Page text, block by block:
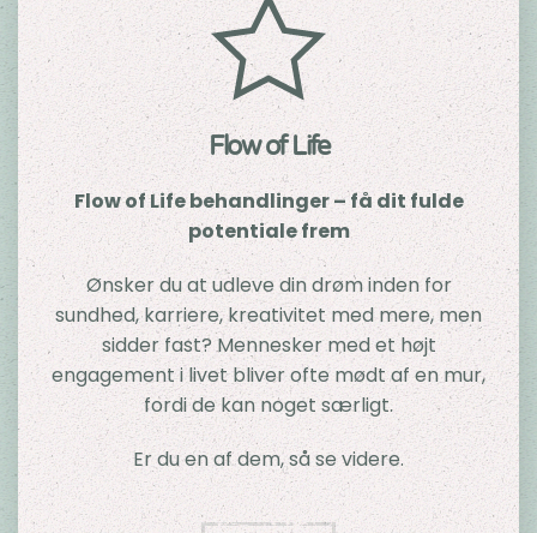
Flow of Life
Flow of Life behandlinger – få dit fulde
potentiale frem
Ønsker du at udleve din drøm inden for
sundhed, karriere, kreativitet med mere, men
sidder fast? Mennesker med et højt
engagement i livet bliver ofte mødt af en mur,
fordi de kan noget særligt.
Er du en af dem, så se videre.